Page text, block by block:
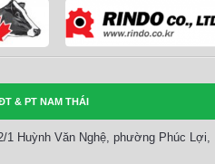
& PT NAM THÁI
1 Huỳnh Văn Nghệ, phường Phúc Lợi,